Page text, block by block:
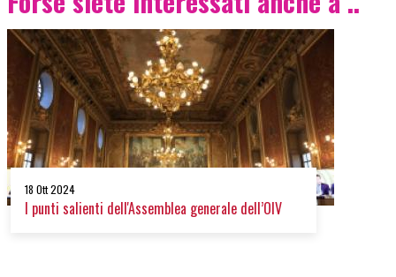
18 Ott 2024
I punti salienti dell'Assemblea generale dell’OIV